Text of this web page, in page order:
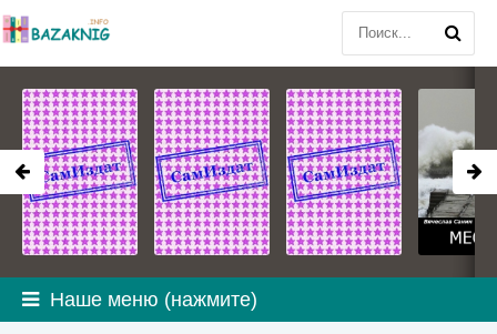
Наше меню (нажмите)